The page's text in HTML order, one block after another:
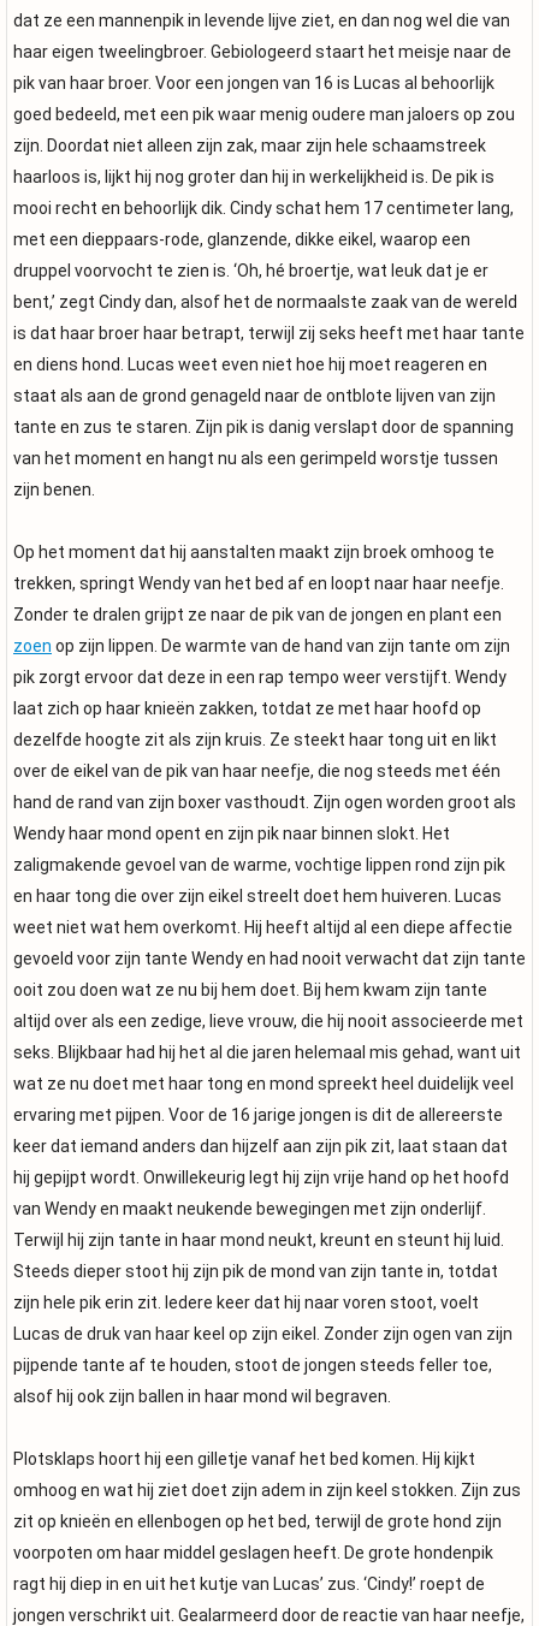
dat ze een mannenpik in levende lijve ziet, en dan nog wel die van
haar eigen tweelingbroer. Gebiologeerd staart het meisje naar de
pik van haar broer. Voor een jongen van 16 is Lucas al behoorlijk
goed bedeeld, met een pik waar menig oudere man jaloers op zou
zijn. Doordat niet alleen zijn zak, maar zijn hele schaamstreek
haarloos is, lijkt hij nog groter dan hij in werkelijkheid is. De pik is
mooi recht en behoorlijk dik. Cindy schat hem 17 centimeter lang,
met een dieppaars-rode, glanzende, dikke eikel, waarop een
druppel voorvocht te zien is. ‘Oh, hé broertje, wat leuk dat je er
bent,’ zegt Cindy dan, alsof het de normaalste zaak van de wereld
is dat haar broer haar betrapt, terwijl zij seks heeft met haar tante
en diens hond. Lucas weet even niet hoe hij moet reageren en
staat als aan de grond genageld naar de ontblote lijven van zijn
tante en zus te staren. Zijn pik is danig verslapt door de spanning
van het moment en hangt nu als een gerimpeld worstje tussen
zijn benen.
Op het moment dat hij aanstalten maakt zijn broek omhoog te
trekken, springt Wendy van het bed af en loopt naar haar neefje.
Zonder te dralen grijpt ze naar de pik van de jongen en plant een
zoen op zijn lippen. De warmte van de hand van zijn tante om zijn
pik zorgt ervoor dat deze in een rap tempo weer verstijft. Wendy
laat zich op haar knieën zakken, totdat ze met haar hoofd op
dezelfde hoogte zit als zijn kruis. Ze steekt haar tong uit en likt
over de eikel van de pik van haar neefje, die nog steeds met één
hand de rand van zijn boxer vasthoudt. Zijn ogen worden groot als
Wendy haar mond opent en zijn pik naar binnen slokt. Het
zaligmakende gevoel van de warme, vochtige lippen rond zijn pik
en haar tong die over zijn eikel streelt doet hem huiveren. Lucas
weet niet wat hem overkomt. Hij heeft altijd al een diepe affectie
gevoeld voor zijn tante Wendy en had nooit verwacht dat zijn tante
ooit zou doen wat ze nu bij hem doet. Bij hem kwam zijn tante
altijd over als een zedige, lieve vrouw, die hij nooit associeerde met
seks. Blijkbaar had hij het al die jaren helemaal mis gehad, want uit
wat ze nu doet met haar tong en mond spreekt heel duidelijk veel
ervaring met pijpen. Voor de 16 jarige jongen is dit de allereerste
keer dat iemand anders dan hijzelf aan zijn pik zit, laat staan dat
hij gepijpt wordt. Onwillekeurig legt hij zijn vrije hand op het hoofd
van Wendy en maakt neukende bewegingen met zijn onderlijf.
Terwijl hij zijn tante in haar mond neukt, kreunt en steunt hij luid.
Steeds dieper stoot hij zijn pik de mond van zijn tante in, totdat
zijn hele pik erin zit. Iedere keer dat hij naar voren stoot, voelt
Lucas de druk van haar keel op zijn eikel. Zonder zijn ogen van zijn
pijpende tante af te houden, stoot de jongen steeds feller toe,
alsof hij ook zijn ballen in haar mond wil begraven.
Plotsklaps hoort hij een gilletje vanaf het bed komen. Hij kijkt
omhoog en wat hij ziet doet zijn adem in zijn keel stokken. Zijn zus
zit op knieën en ellenbogen op het bed, terwijl de grote hond zijn
voorpoten om haar middel geslagen heeft. De grote hondenpik
ragt hij diep in en uit het kutje van Lucas’ zus. ‘Cindy!’ roept de
jongen verschrikt uit. Gealarmeerd door de reactie van haar neefje,